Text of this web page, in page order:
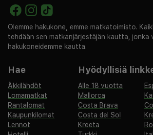
Olemme hakukone, emme matkatoimisto.
tehdään sen matkanjärjestäjän kautta, jonka
hakukoneidemme kautta.
Hae
Äkkilähdöt
Lomamatkat
Rantalomat
Kaupunkilomat
Lennot
Hyödyllisiä
Alle 18 vuotta
Mallorca
Costa Brava
Costa del Sol
Kreeta